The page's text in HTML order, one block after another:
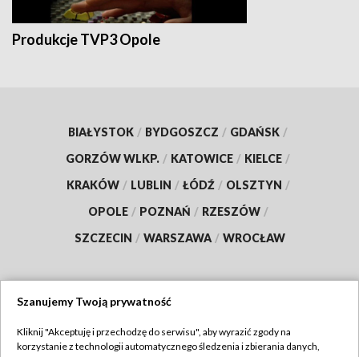
Produkcje TVP3 Opole
BIAŁYSTOK / BYDGOSZCZ / GDAŃSK /
GORZÓW WLKP. / KATOWICE / KIELCE /
KRAKÓW / LUBLIN / ŁÓDŹ / OLSZTYN /
OPOLE / POZNAŃ / RZESZÓW /
SZCZECIN / WARSZAWA / WROCŁAW
TVP
Szanujemy Twoją prywatność
Kliknij "Akceptuję i przechodzę do serwisu", aby wyrazić zgody na
korzystanie z technologii automatycznego śledzenia i zbierania danych,